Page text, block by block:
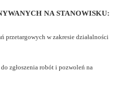
NA STANOWISKU:
przetargowych w zakresie działalności
zgłoszenia robót i pozwoleń na